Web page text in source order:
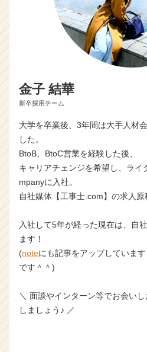
金子 結華
新卒採用チーム
大学を卒業後、3年間は大手人材
した。
BtoB、BtoC営業を経験した後、
キャリアチェンジを希望し、ライ
mpanyに入社。
自社媒体【工事士.com】の求人原
入社して5年が経った現在は、自
ます！
(noteにも記事をアップしていま
です＾＾)
＼ 面談やインターン等でお会い
しましょう♪ ／